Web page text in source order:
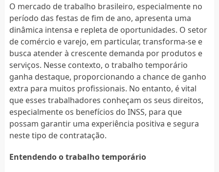
O mercado de trabalho brasileiro, especialmente no
período das festas de fim de ano, apresenta uma
dinâmica intensa e repleta de oportunidades. O setor
de comércio e varejo, em particular, transforma-se e
busca atender à crescente demanda por produtos e
serviços. Nesse contexto, o trabalho temporário
ganha destaque, proporcionando a chance de ganho
extra para muitos profissionais. No entanto, é vital
que esses trabalhadores conheçam os seus direitos,
especialmente os benefícios do INSS, para que
possam garantir uma experiência positiva e segura
neste tipo de contratação.
Entendendo o trabalho temporário